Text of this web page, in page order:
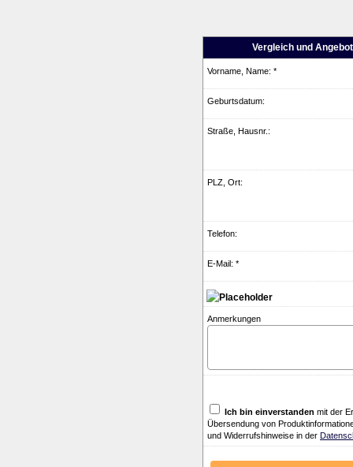
Vergleich und
Vorname, Name: *
Geburts­datum:
Straße, Hausnr.:
PLZ, Ort:
Telefon:
E-Mail: *
Anmerkungen
Ich bin einverstanden mit der
Übersendung von
und Widerrufshinweise in der